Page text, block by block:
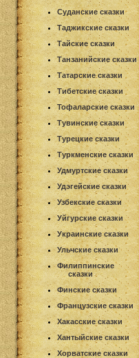
Суданские сказки
Таджикские сказки
Тайские сказки
Танзанийские сказки
Татарские сказки
Тибетские сказки
Тофаларские сказки
Тувинские сказки
Турецкие сказки
Туркменские сказки
Удмуртские сказки
Удэгейские сказки
Узбекские сказки
Уйгурские сказки
Украинские сказки
Ульчские сказки
Филиппинские
сказки
Финские сказки
Французские сказки
Хакасские сказки
Хантыйские сказки
Хорватские сказки